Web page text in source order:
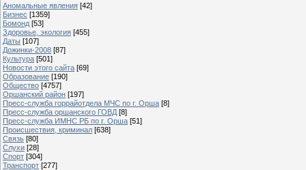
Аномальные явления [42]
Бизнес [1359]
Бомонд [53]
Здоровье, экология [455]
Даты [107]
Дожинки-2008 [87]
Культура [501]
Новости этого сайта [69]
Образование [190]
Общество [4757]
Оршанский район [197]
Пресс-служба горрайотдела МЧС по г. Орша [8]
Пресс-служба оршанского ГОВД [8]
Пресс-служба ИМНС РБ по г. Орша [51]
Проиcшествия, криминал [638]
Связь [80]
Слухи [28]
Спорт [304]
Транспорт [277]